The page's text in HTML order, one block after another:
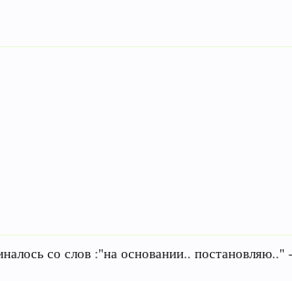
со слов :"на основании..